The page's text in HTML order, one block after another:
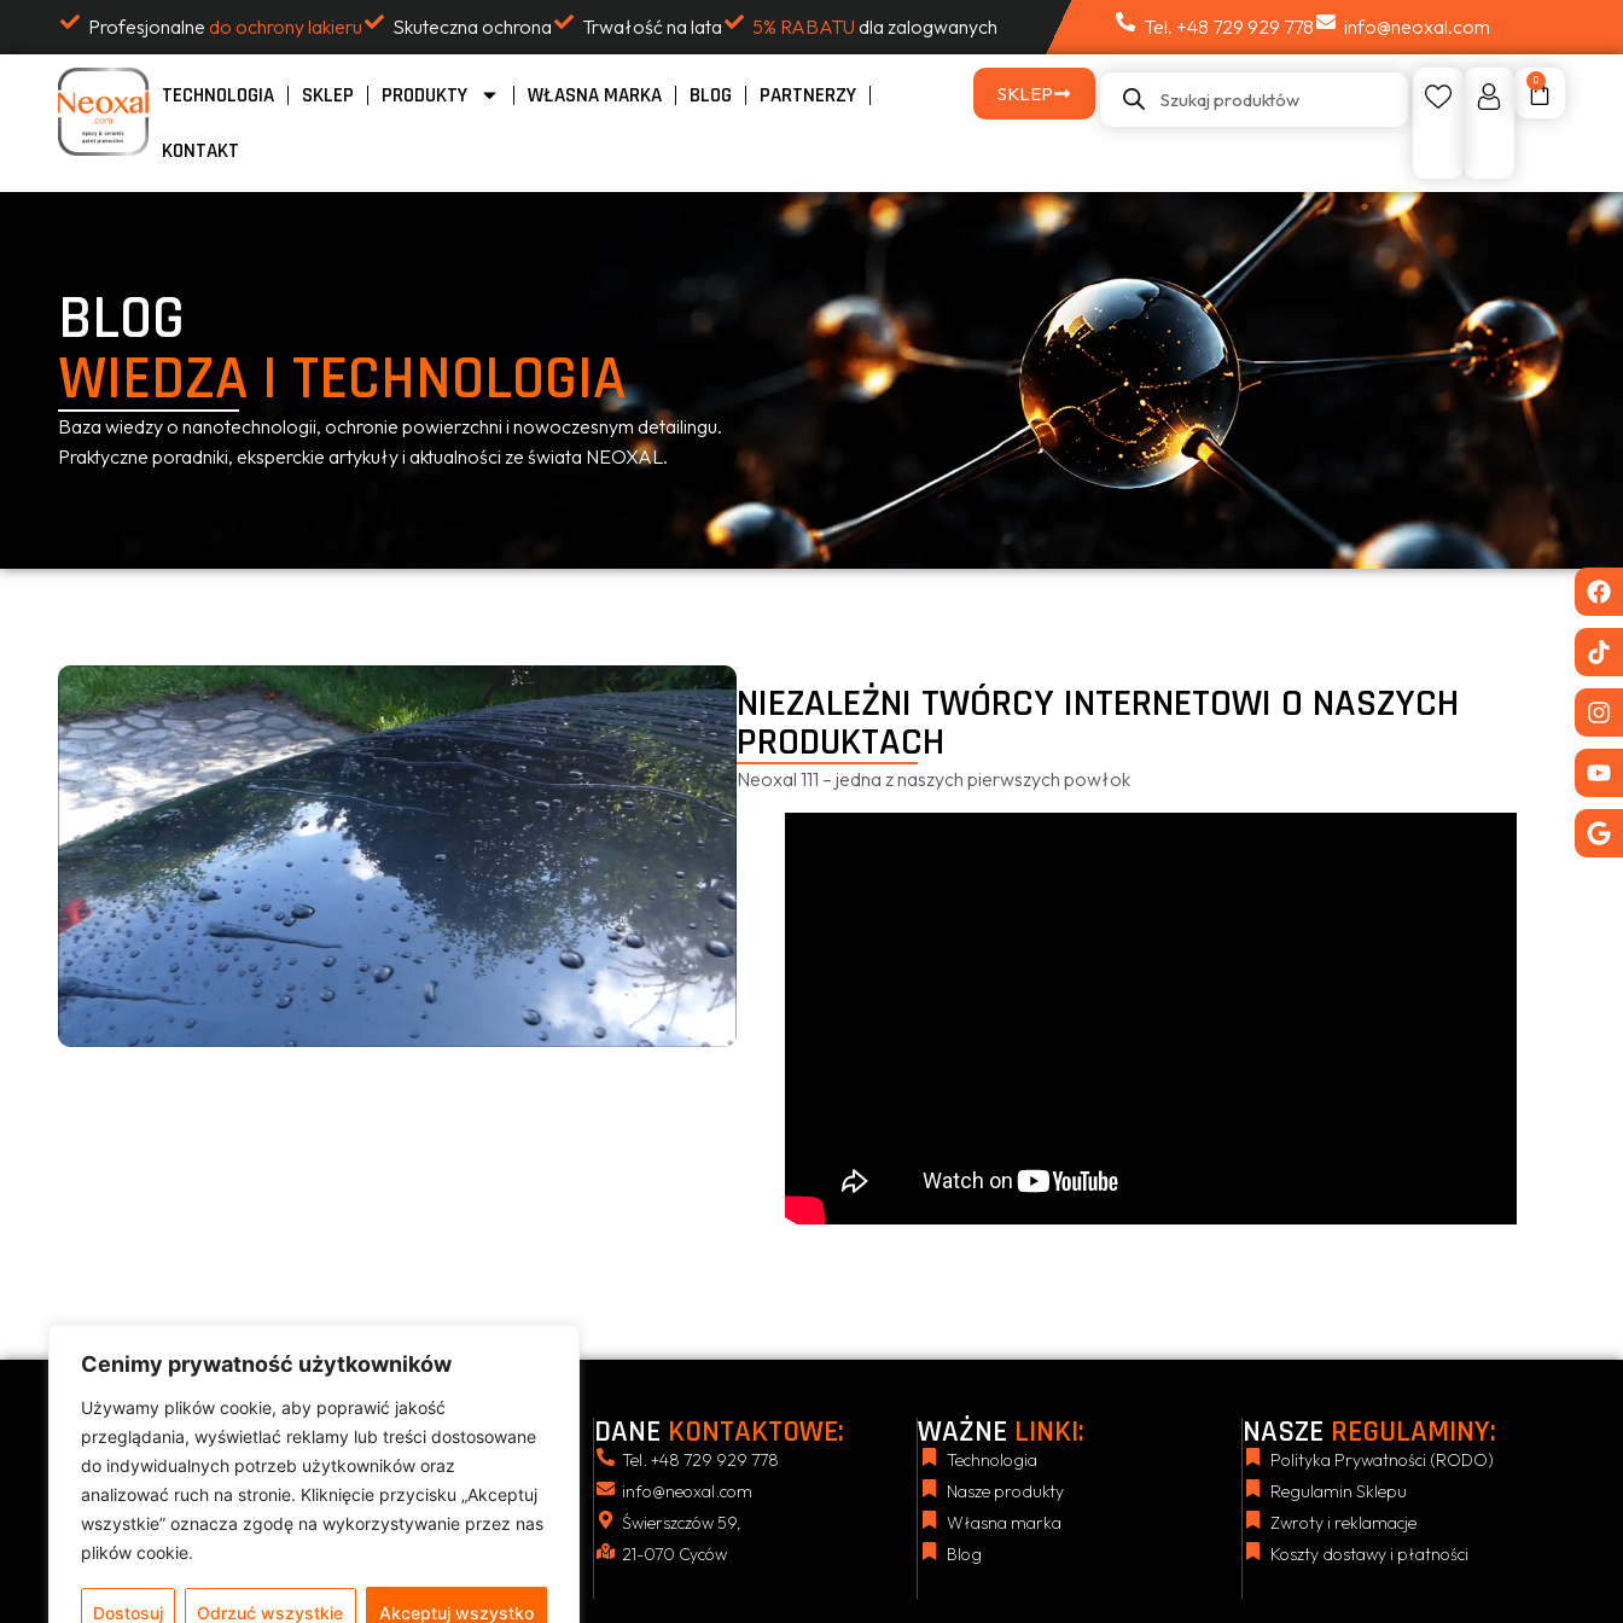
Cenimy prywatność użytkowników
Używamy plików cookie, aby poprawić jakość
przeglądania, wyświetlać reklamy lub treści dostosowane
do indywidualnych potrzeb użytkowników oraz
analizować ruch na stronie. Kliknięcie przycisku „Akceptuj
wszystkie” oznacza zgodę na wykorzystywanie przez nas
plików cookie.
Dostosuj Odrzuć wszystkie Akceptuj wszystko
Profesjonalne do ochrony lakieru Skuteczna ochrona Trwałość na lata 5% RABATU dla zalogwanych Tel. +48 729 929 778 info@neoxal.com
TECHNOLOGIA SKLEP PRODUKTY WŁASNA MARKA BLOG PARTNERZY
KONTAKT
SKLEP
0
BLOG
WIEDZA I TECHNOLOGIA
Baza wiedzy o nanotechnologii, ochronie powierzchni i nowoczesnym detailingu.
Praktyczne poradniki, eksperckie artykuły i aktualności ze świata NEOXAL.
NIEZALEŻNI TWÓRCY INTERNETOWI O NASZYCH
PRODUKTACH
Neoxal 111 – jedna z naszych pierwszych powłok
DANEFIRMY:
Neoxal Sp. z o. o.
NIP: 5050134739
KRS: 0001035727
DANE KONTAKTOWE:
Tel. +48 729 929 778
info@neoxal.com
Świerszczów 59,
21-070 Cyców
WAŻNE LINKI:
Technologia
Nasze produkty
Własna marka
Blog
NASZE REGULAMINY:
Polityka Prywatności (RODO)
Regulamin Sklepu
Zwroty i reklamacje
Koszty dostawy i płatności